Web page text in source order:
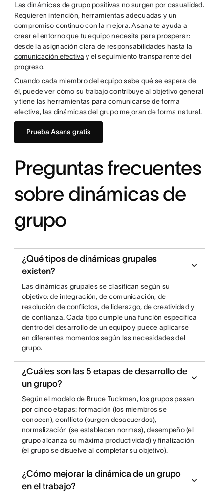
Las dinámicas de grupo positivas no surgen por casualidad.
Requieren intención, herramientas adecuadas y un
compromiso continuo con la mejora. Asana te ayuda a
crear el entorno que tu equipo necesita para prosperar:
desde la asignación clara de responsabilidades hasta la
comunicación efectiva y el seguimiento transparente del
progreso.
Cuando cada miembro del equipo sabe qué se espera de
él, puede ver cómo su trabajo contribuye al objetivo general
y tiene las herramientas para comunicarse de forma
efectiva, las dinámicas del grupo mejoran de forma natural.
Prueba Asana gratis
Preguntas frecuentes
sobre dinámicas de
grupo
¿Qué tipos de dinámicas grupales
existen?
Las dinámicas grupales se clasifican según su
objetivo: de integración, de comunicación, de
resolución de conflictos, de liderazgo, de creatividad y
de confianza. Cada tipo cumple una función específica
dentro del desarrollo de un equipo y puede aplicarse
en diferentes momentos según las necesidades del
grupo.
¿Cuáles son las 5 etapas de desarrollo de
un grupo?
Según el modelo de Bruce Tuckman, los grupos pasan
por cinco etapas: formación (los miembros se
conocen), conflicto (surgen desacuerdos),
normalización (se establecen normas), desempeño (el
grupo alcanza su máxima productividad) y finalización
(el grupo se disuelve al completar su objetivo).
¿Cómo mejorar la dinámica de un grupo
en el trabajo?